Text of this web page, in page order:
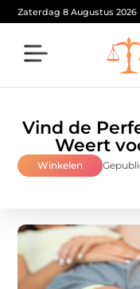
Zaterdag 8 Augustus 2026
Vind de
Weert
Winkelen